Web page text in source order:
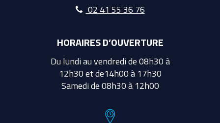
02 41 55 36 76
HORAIRES D’OUVERTURE
Du lundi au vendredi de 08h30 à
12h30 et de14h00 à 17h30
Samedi de 08h30 à 12h00